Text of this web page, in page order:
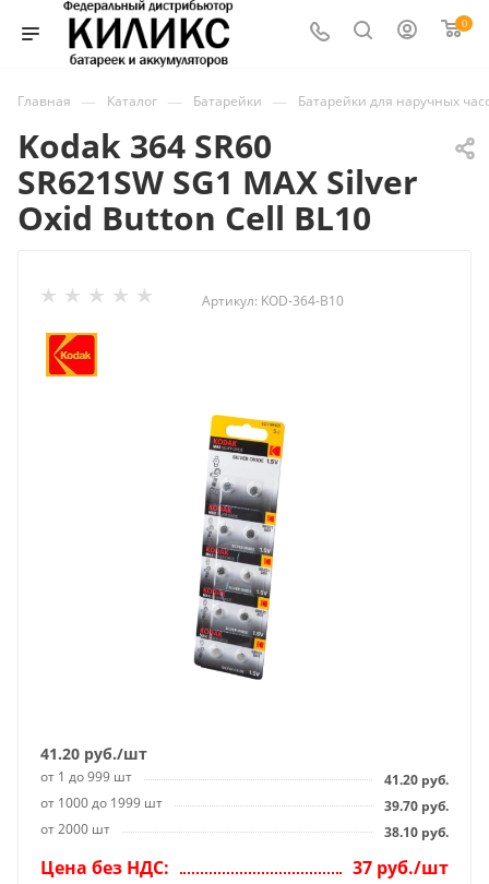
0
Главная — Каталог — Батарейки — Батарейки для наручных
Kodak 364 SR60
SR621SW SG1 MAX Silver
Oxid Button Cell BL10
Артикул: KOD-364-B10
41.20 руб./шт
от 1 до 999 шт 41.20 руб.
от 1000 до 1999 шт
39.70 руб.
от 2000 шт
38.10 руб.
Цена без НДС: 37 руб./шт